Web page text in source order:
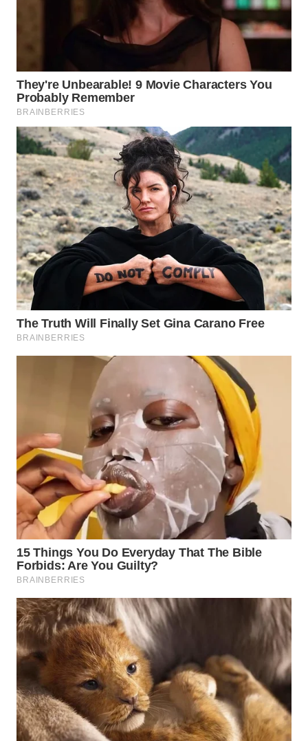
WN
LANGKAT
WN
TAPANULI
SELATAN
WN
TANJUNG
LESUNG
WN
KARO
WN
SIMALUNGUN
TAPANULI
TENGAH
WN DELI
SERDANG
WN
TEBING
TINGGI
WN
PAKPAK
WN
KARAWANG
WN
BEKASI